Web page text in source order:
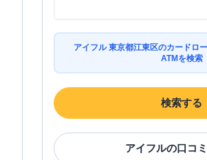
アイフル 東京都江東区のカードロ
ATMを検索
検索する
アイフルの口コ